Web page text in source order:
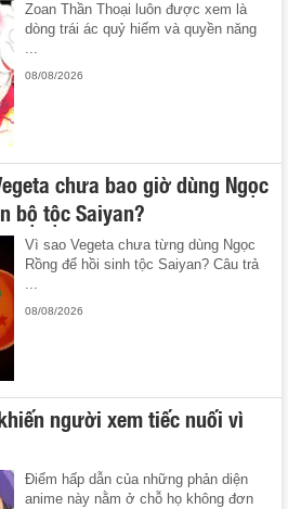
Zoan Thần Thoại luôn được xem là
dòng trái ác quỷ hiếm và quyền năng
...
08/08/2026
chưa bao giờ dùng Ngọc
bộ tộc Saiyan?
Vì sao Vegeta chưa từng dùng Ngọc
Rồng để hồi sinh tộc Saiyan? Câu trả
08/08/2026
người xem tiếc nuối vì
Điểm hấp dẫn của những phản diện
anime này nằm ở chỗ họ không đơn